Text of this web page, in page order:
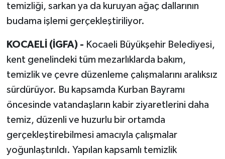
temizliği, sarkan ya da kuruyan ağaç dallarının
budama işlemi gerçekleştiriliyor.
KOCAELİ (İGFA) - Kocaeli Büyükşehir Belediyesi,
kent genelindeki tüm mezarlıklarda bakım,
temizlik ve çevre düzenleme çalışmalarını aralıksız
sürdürüyor. Bu kapsamda Kurban Bayramı
öncesinde vatandaşların kabir ziyaretlerini daha
temiz, düzenli ve huzurlu bir ortamda
gerçekleştirebilmesi amacıyla çalışmalar
yoğunlaştırıldı. Yapılan kapsamlı temizlik